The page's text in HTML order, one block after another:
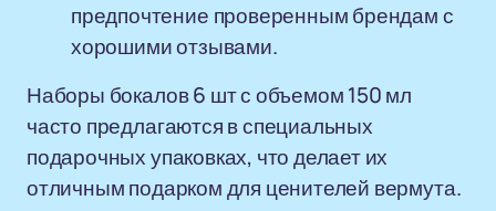
предпочтение проверенным брендам с
хорошими отзывами.
Наборы бокалов 6 шт с объемом 150 мл
часто предлагаются в специальных
подарочных упаковках, что делает их
отличным подарком для ценителей вермута.